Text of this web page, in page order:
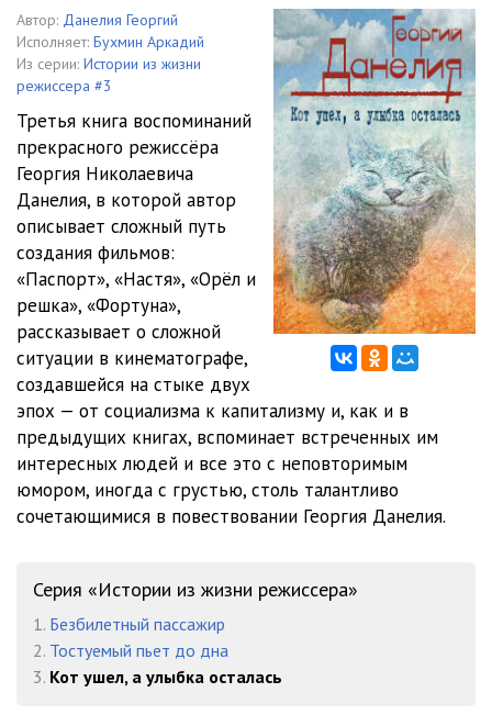
06 34:25
07 35:25
29:50
09 30:52
10 32:45
11 30:37
12 32:48
13 33:44
14
15-01
15-02
16
Автор: Данелия Георгий
Исполняет: Бухмин Аркадий
Из серии: Истории из жизни
режиссера #3
Третья книга воспоминаний
прекрасного режиссёра
Георгия Николаевича
Данелия, в которой автор
описывает сложный путь
создания фильмов:
«Паспорт», «Настя», «Орёл и
решка», «Фортуна»,
рассказывает о сложной
ситуации в кинематографе,
создавшейся на стыке двух
эпох — от социализма к капитализму и, как и в
предыдущих книгах, вспоминает встреченных им
интересных людей и все это с неповторимым
юмором, иногда с грустью, столь талантливо
сочетающимися в повествовании Георгия Данелия.
Серия «Истории из жизни режиссера»
1. Безбилетный пассажир
2. Тостуемый пьет до дна
3. Кот ушел, а улыбка осталась